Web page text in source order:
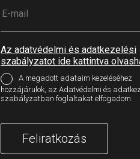
Az adatvédelmi és adatkezelési
szabályzatot ide kattintva
A megadott adataim kezeléséhez
hozzájárulok, az Adatvédelmi és adatkezelési
szabályzatban foglaltakat elfogadom.
Feliratkozás